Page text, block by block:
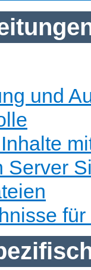
und
Server